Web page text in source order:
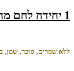
1 יחידה לחם מחמצת צרפתי לבן
ללא שמרים, סוכר, שמן,